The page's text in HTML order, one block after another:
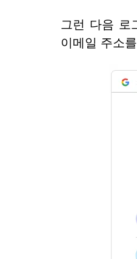
그런 다음 로
이메일 주소